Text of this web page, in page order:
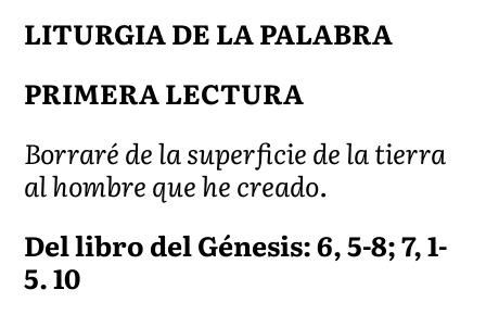
LITURGIA DE LA PALABRA
PRIMERA LECTURA
Borraré de la superficie de la tierra
al hombre que he creado.
Del libro del Génesis: 6, 5-8; 7, 1-
5. 10